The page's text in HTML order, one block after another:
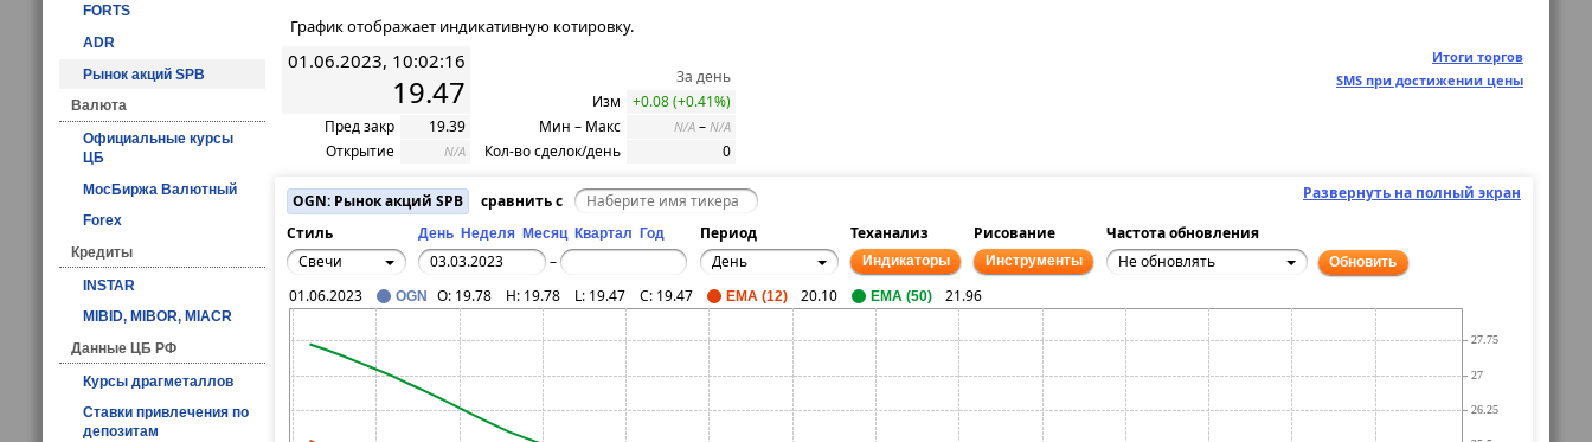
FORTS
ADR
Рынок акций SPB
Валюта
Официальные курсы
ЦБ
МосБиржа Валютный
Forex
Кредиты
INSTAR
MIBID, MIBOR, MIACR
Данные ЦБ РФ
Курсы драгметаллов
Ставки привлечения по
депозитам
График отображает индикативную котировку.
Итоги торгов
SMS при достижении цены
01.06.2023, 10:02:16
19.47
Пред закр
19.39
Открытие
N/A
За день
Изм
+0.08 (+0.41%)
Мин – Макс
N/A – N/A
Кол-во сделок/день 0
Развернуть на полный экран
OGN: Рынок акций SPB
сравнить с
Стиль
День Неделя Месяц Квартал Год Период Теханализ Рисование
Частота обновления
Свечи
– День Индикаторы Инструменты Не обновлять Обновить
01.06.2023 OGN O: 19.78 H: 19.78 L: 19.47 C: 19.47 EMA (12) 20.10 EMA (50) 21.96